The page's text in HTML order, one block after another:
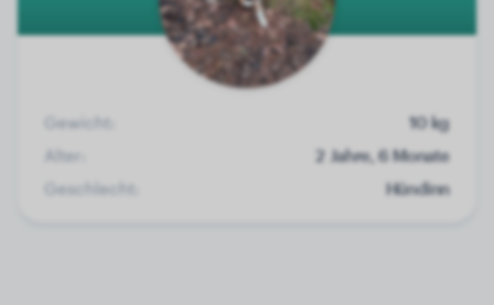
Gewicht:
10 kg
Alter:
2 Jahre, 6 Monate
Geschlecht:
Hündinn